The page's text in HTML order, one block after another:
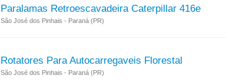
Paralamas Retroescavadeira Caterpillar 416e
São José dos Pinhais - Paraná (PR)
Rotatores Para Autocarregaveis Florestal
São José dos Pinhais - Paraná (PR)